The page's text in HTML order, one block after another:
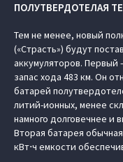
ПОЛУТВЕРДОТЕЛАЯ
Тем не менее, новый
(«Страсть») будут
аккумуляторов. Первый
запас хода 483 км. Он
батарей
литий-ионных, менее
намного долговечнее
Вторая батарея
кВт⋅ч емкости